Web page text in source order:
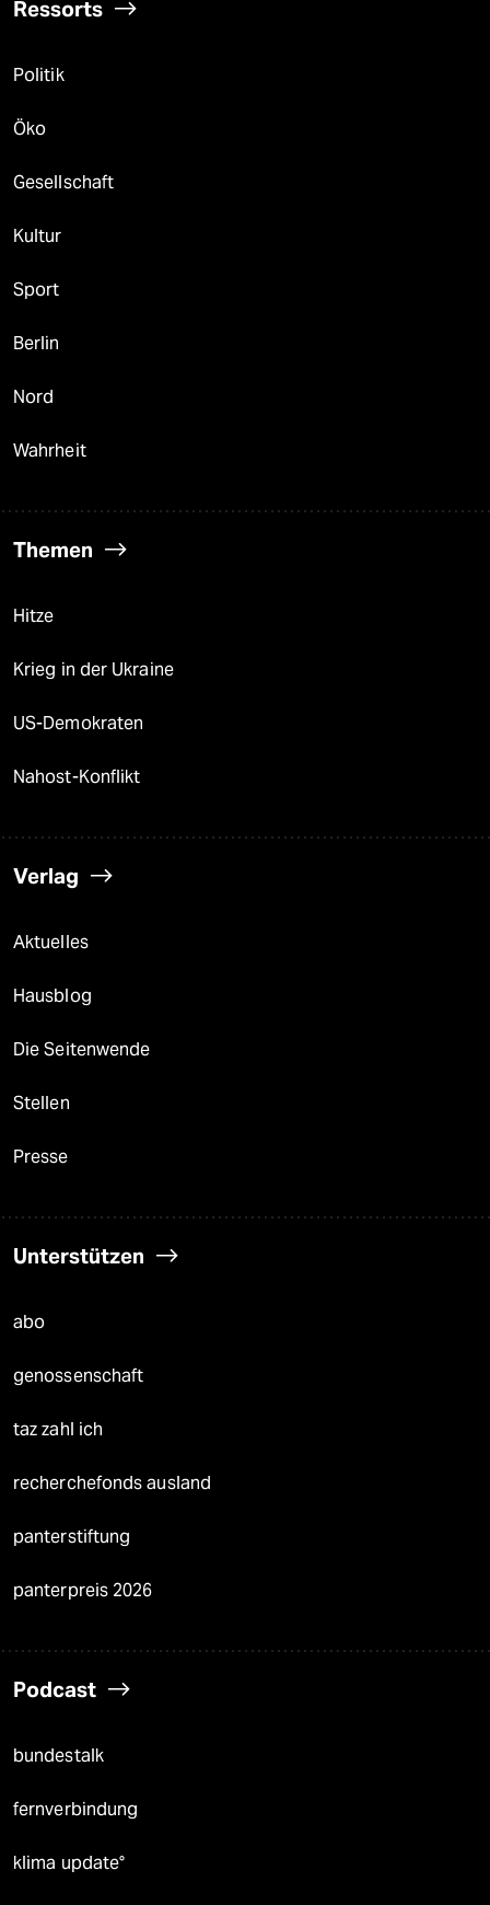
Ressorts
Politik
Öko
Gesellschaft
Kultur
Sport
Berlin
Nord
Wahrheit
Themen
Hitze
Krieg in der Ukraine
US-Demokraten
Nahost-Konflikt
Verlag
Aktuelles
Hausblog
Die Seitenwende
Stellen
Presse
Unterstützen
abo
genossenschaft
taz zahl ich
recherchefonds ausland
panterstiftung
panterpreis 2026
Podcast
bundestalk
fernverbindung
klima update°